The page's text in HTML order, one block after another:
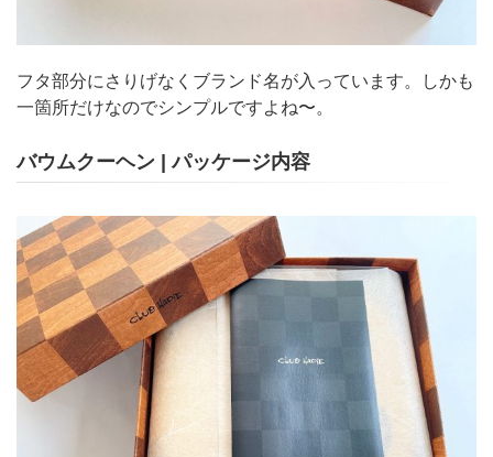
フタ部分にさりげなくブランド名が入っています。しかも
一箇所だけなのでシンプルですよね〜。
バウムクーヘン | パッケージ内容